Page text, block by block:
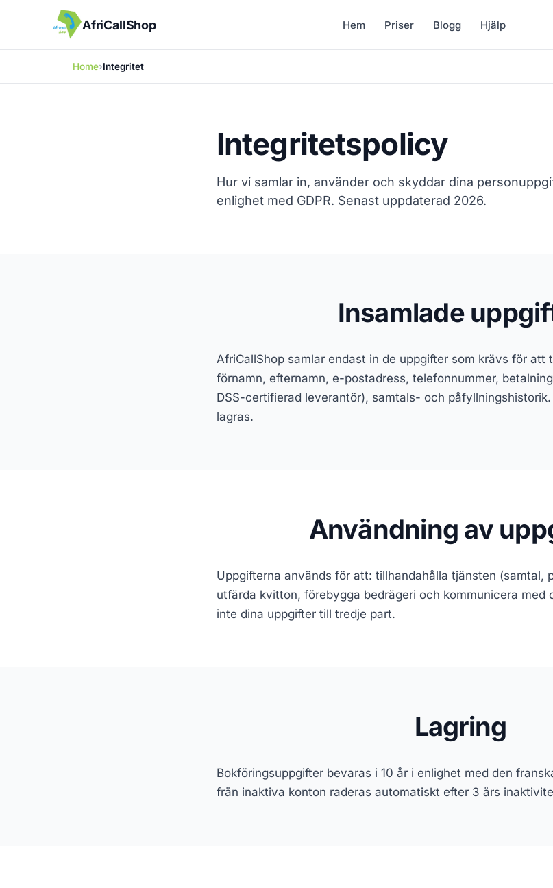
AfriCallShop Hem Priser Blogg Hjälp
Home Integritet
Integritetspolicy
Hur vi samlar in, använder och skyddar dina
enlighet med GDPR. Senast uppdaterad 2026.
Insamlade
AfriCallShop samlar endast in de uppgifter som krävs för att
förnamn, efternamn, e-postadress, telefonnummer,
DSS-certifierad leverantör), samtals- och
lagras.
Användning av
Uppgifterna används för att: tillhandahålla tjänsten (samtal,
utfärda kvitton, förebygga bedrägeri och kommunicera med
inte dina uppgifter till tredje part.
Lagring
Bokföringsuppgifter bevaras i 10 år i enlighet med den
från inaktiva konton raderas automatiskt efter 3 års